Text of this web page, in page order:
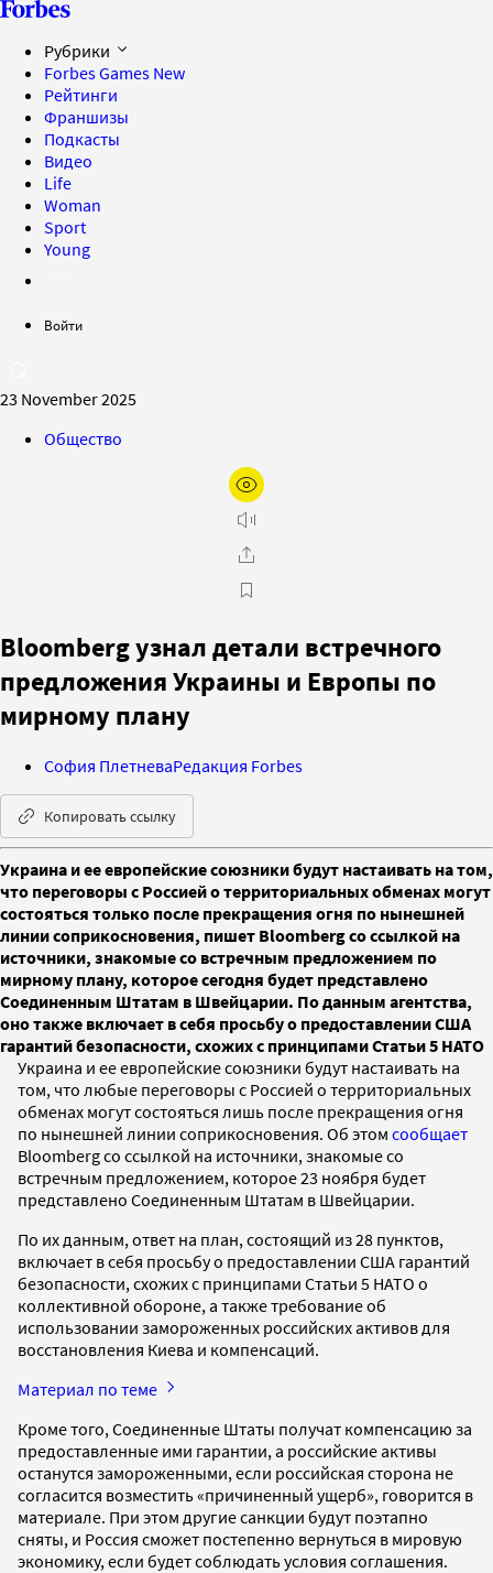
Рубрики
Forbes Games New
Рейтинги
Франшизы
Подкасты
Видео
Life
Woman
Sport
Young
Войти
23 November 2025
Общество
Bloomberg узнал детали встречного
предложения Украины и Европы по
мирному плану
София ПлетневаРедакция Forbes
Копировать ссылку
Украина и ее европейские союзники будут настаивать на том,
что переговоры с Россией о территориальных обменах могут
состояться только после прекращения огня по нынешней
линии соприкосновения, пишет Bloomberg со ссылкой на
источники, знакомые со встречным предложением по
мирному плану, которое сегодня будет представлено
Соединенным Штатам в Швейцарии. По данным агентства,
оно также включает в себя просьбу о предоставлении США
гарантий безопасности, схожих с принципами Статьи 5 НАТО
Украина и ее европейские союзники будут настаивать на
том, что любые переговоры с Россией о территориальных
обменах могут состояться лишь после прекращения огня
по нынешней линии соприкосновения. Об этом сообщает
Bloomberg со ссылкой на источники, знакомые со
встречным предложением, которое 23 ноября будет
представлено Соединенным Штатам в Швейцарии.
По их данным, ответ на план, состоящий из 28 пунктов,
включает в себя просьбу о предоставлении США гарантий
безопасности, схожих с принципами Статьи 5 НАТО о
коллективной обороне, а также требование об
использовании замороженных российских активов для
восстановления Киева и компенсаций.
Материал по теме
Кроме того, Соединенные Штаты получат компенсацию за
предоставленные ими гарантии, а российские активы
останутся замороженными, если российская сторона не
согласится возместить «причиненный ущерб», говорится в
материале. При этом другие санкции будут поэтапно
сняты, и Россия сможет постепенно вернуться в мировую
экономику, если будет соблюдать условия соглашения.